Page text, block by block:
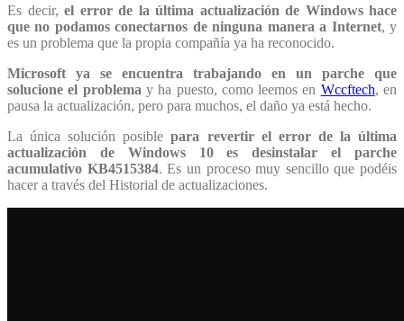
Es decir, el error de la última actualización de Windows hace
que no podamos conectarnos de ninguna manera a Internet, y
es un problema que la propia compañía ya ha reconocido.
Microsoft ya se encuentra trabajando en un parche que
solucione el problema y ha puesto, como leemos en Wccftech, en
pausa la actualización, pero para muchos, el daño ya está hecho.
La única solución posiblepara revertir el error de la última
actualización de Windows 10 es desinstalar el parche
acumulativo KB4515384. Es un proceso muy sencillo que podéis
hacer a través del Historial de actualizaciones.